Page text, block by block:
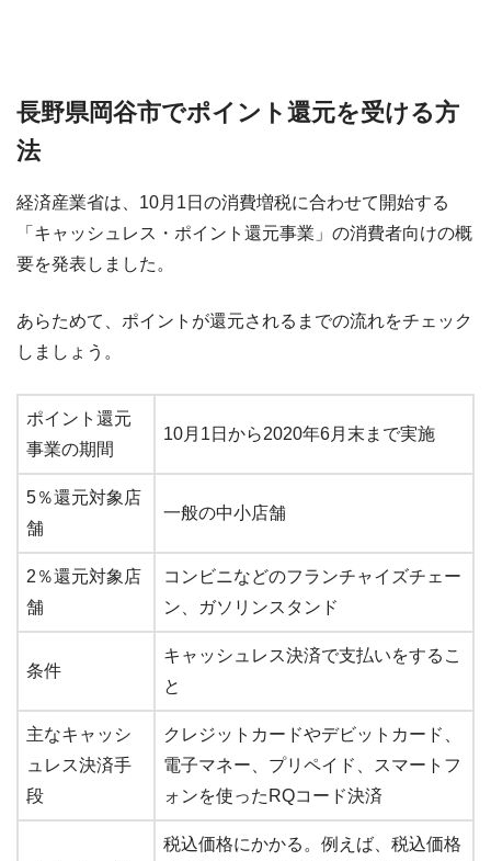
長野県岡谷市でポイント還元を受ける方
法
経済産業省は、10月1日の消費増税に合わせて開始する
「キャッシュレス・ポイント還元事業」の消費者向けの概
要を発表しました。
あらためて、ポイントが還元されるまでの流れをチェック
しましょう。
ポイント還元
事業の期間
10月1日から2020年6月末まで実施
5％還元対象店
舗
一般の中小店舗
2％還元対象店
舗
コンビニなどのフランチャイズチェー
ン、ガソリンスタンド
条件
キャッシュレス決済で支払いをするこ
と
主なキャッシ
ュレス決済手
段
クレジットカードやデビットカード、
電子マネー、プリペイド、スマートフ
ォンを使ったRQコード決済
税込価格にかかる。例えば、税込価格